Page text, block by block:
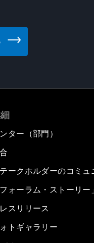
ター（部門）
ークホルダーのコミュ
フォーラム・ストーリー」
スリリース
トギャラリー